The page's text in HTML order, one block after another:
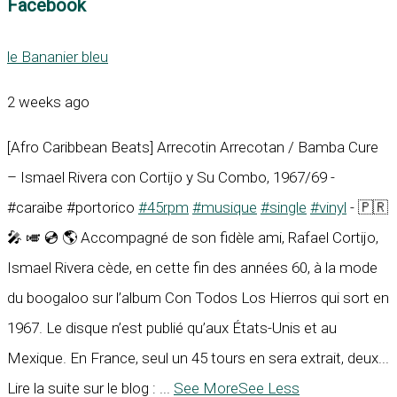
Facebook
le Bananier bleu
2 weeks ago
[Afro Caribbean Beats] Arrecotin Arrecotan / Bamba Cure
– Ismael Rivera con Cortijo y Su Combo, 1967/69 -
#caraïbe #portorico #45rpm #musique #single #vinyl - 🇵🇷
🎤 🎺 💿 🌎 Accompagné de son fidèle ami, Rafael Cortijo,
Ismael Rivera cède, en cette fin des années 60, à la mode
du boogaloo sur l’album Con Todos Los Hierros qui sort en
1967. Le disque n’est publié qu’aux États-Unis et au
Mexique. En France, seul un 45 tours en sera extrait, deux...
Lire la suite sur le blog : ... See MoreSee Less